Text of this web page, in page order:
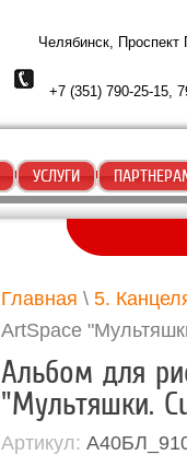
Челябинск,
+7 (351) 790-25-15,
УСЛУГИ
Главная \ 5.
ArtSpace
Альбом для
"Мультяшки.
Артикул: